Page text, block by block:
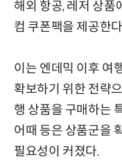
해외 항공, 레저 상품
컴 쿠폰팩을 제공한
이는 엔데믹 이후 여
확보하기 위한 전략
행 상품을 구매하는
어때 등은 상품군을
필요성이 커졌다.